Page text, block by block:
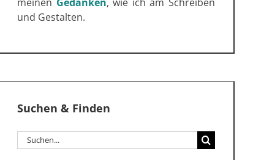
und Gestalten.
Suchen & Finden
Suche
nach: